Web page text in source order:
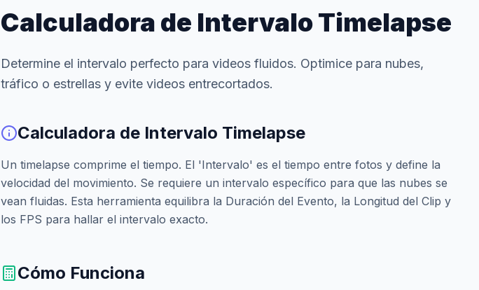
Calculadora de Intervalo Timelapse
Determine el intervalo perfecto para videos fluidos. Optimice para nubes,
tráfico o estrellas y evite videos entrecortados.
Calculadora de Intervalo Timelapse
Un timelapse comprime el tiempo. El 'Intervalo' es el tiempo entre fotos y define la
velocidad del movimiento. Se requiere un intervalo específico para que las nubes se
vean fluidas. Esta herramienta equilibra la Duración del Evento, la Longitud del Clip y
los FPS para hallar el intervalo exacto.
Cómo Funciona